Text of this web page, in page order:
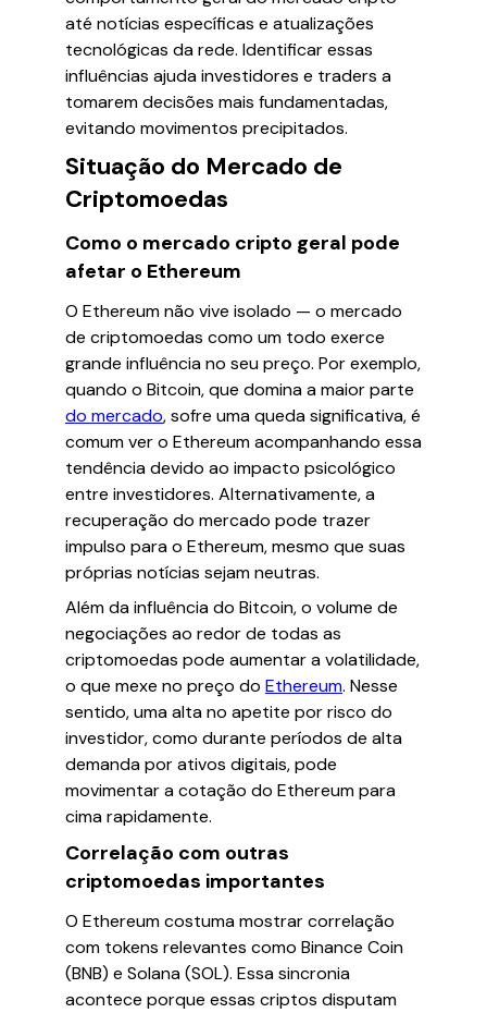
até notícias específicas e atualizações
tecnológicas da rede. Identificar essas
influências ajuda investidores e traders a
tomarem decisões mais fundamentadas,
evitando movimentos precipitados.
Situação do Mercado de
Criptomoedas
Como o mercado cripto geral pode
afetar o Ethereum
O Ethereum não vive isolado — o mercado
de criptomoedas como um todo exerce
grande influência no seu preço. Por exemplo,
quando o Bitcoin, que domina a maior parte
do mercado, sofre uma queda significativa, é
comum ver o Ethereum acompanhando essa
tendência devido ao impacto psicológico
entre investidores. Alternativamente, a
recuperação do mercado pode trazer
impulso para o Ethereum, mesmo que suas
próprias notícias sejam neutras.
Além da influência do Bitcoin, o volume de
negociações ao redor de todas as
criptomoedas pode aumentar a volatilidade,
o que mexe no preço do Ethereum. Nesse
sentido, uma alta no apetite por risco do
investidor, como durante períodos de alta
demanda por ativos digitais, pode
movimentar a cotação do Ethereum para
cima rapidamente.
Correlação com outras
criptomoedas importantes
O Ethereum costuma mostrar correlação
com tokens relevantes como Binance Coin
(BNB) e Solana (SOL). Essa sincronia
acontece porque essas criptos disputam